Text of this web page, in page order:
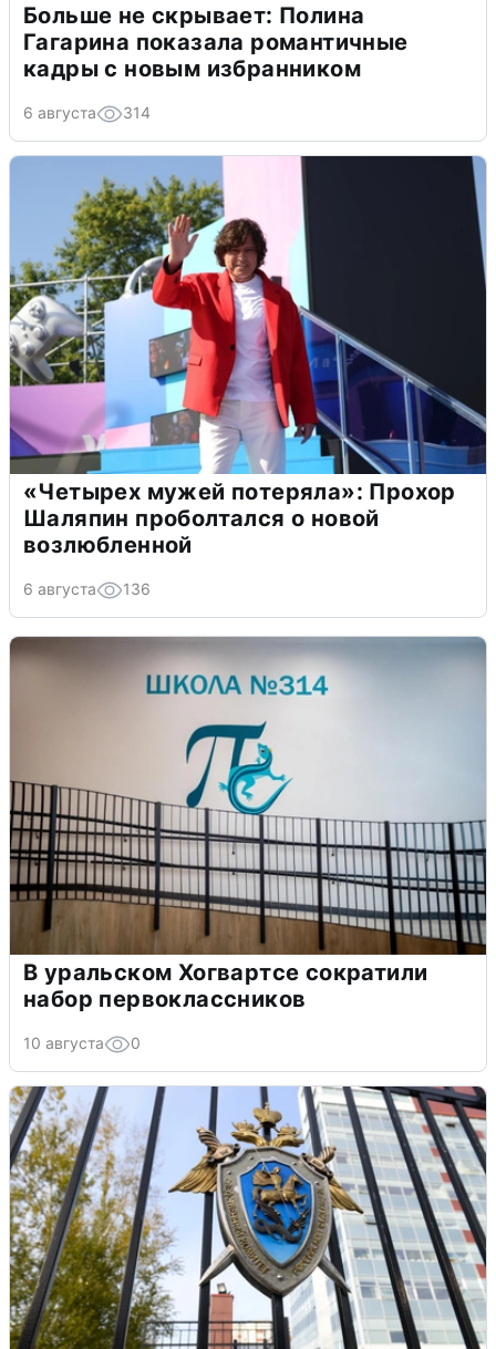
Больше не скрывает: Полина
Гагарина показала романтичные
кадры с новым избранником
6 августа 314
«Четырех мужей потеряла»: Прохор
Шаляпин проболтался о новой
возлюбленной
6 августа 136
В уральском Хогвартсе сократили
набор первоклассников
10 августа 0